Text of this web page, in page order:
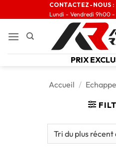
CONTACTEZ-NOUS :
Lundi - Vendredi 9h00 -
PRIX
Accueil /